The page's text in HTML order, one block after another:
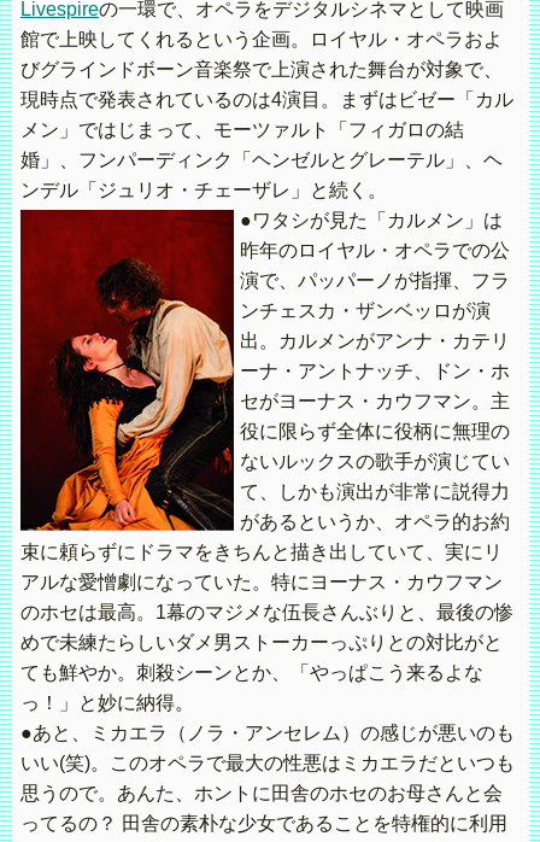
Livespireの一環で、オペラをデジタルシネマとして映画
館で上映してくれるという企画。ロイヤル・オペラおよ
びグラインドボーン音楽祭で上演された舞台が対象で、
現時点で発表されているのは4演目。まずはビゼー「カル
メン」ではじまって、モーツァルト「フィガロの結
婚」、フンパーディンク「ヘンゼルとグレーテル」、ヘ
ンデル「ジュリオ・チェーザレ」と続く。
●ワタシが見た「カルメン」は
昨年のロイヤル・オペラでの公
演で、パッパーノが指揮、フラ
ンチェスカ・ザンベッロが演
出。カルメンがアンナ・カテリ
ーナ・アントナッチ、ドン・ホ
セがヨーナス・カウフマン。主
役に限らず全体に役柄に無理の
ないルックスの歌手が演じてい
て、しかも演出が非常に説得力
があるというか、オペラ的お約
束に頼らずにドラマをきちんと描き出していて、実にリ
アルな愛憎劇になっていた。特にヨーナス・カウフマン
のホセは最高。1幕のマジメな伍長さんぶりと、最後の惨
めで未練たらしいダメ男ストーカーっぷりとの対比がと
ても鮮やか。刺殺シーンとか、「やっぱこう来るよな
っ！」と妙に納得。
●あと、ミカエラ（ノラ・アンセレム）の感じが悪いのも
いい(笑)。このオペラで最大の性悪はミカエラだといつも
思うので。あんた、ホントに田舎のホセのお母さんと会
ってるの？ 田舎の素朴な少女であることを特権的に利用